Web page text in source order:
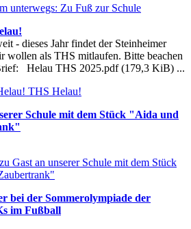
unterwegs: Zu Fuß zur Schule
- dieses Jahr findet der Steinheimer
wollen als THS mitlaufen. Bitte beachen
Helau THS 2025.pdf (179,3 KiB) ...
THS Helau!
Schule mit dem Stück "Aida und
Gast an unserer Schule mit dem Stück
bei der Sommerolympiade der
im Fußball